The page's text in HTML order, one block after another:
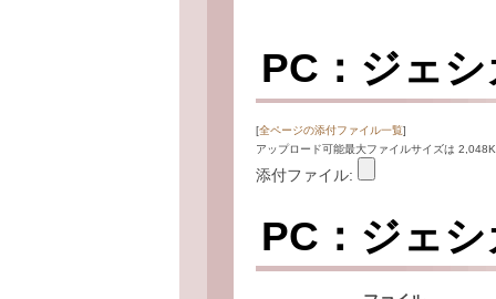
PC：ジェ
[全ページの添付ファイル一覧]
アップロード可能最大ファイルサイズは
添付ファイル:
PC：ジェ